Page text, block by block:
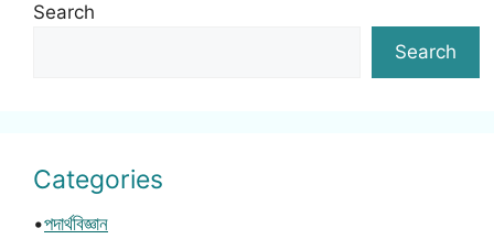
Search
Search
Categories
•পদার্থবিজ্ঞান